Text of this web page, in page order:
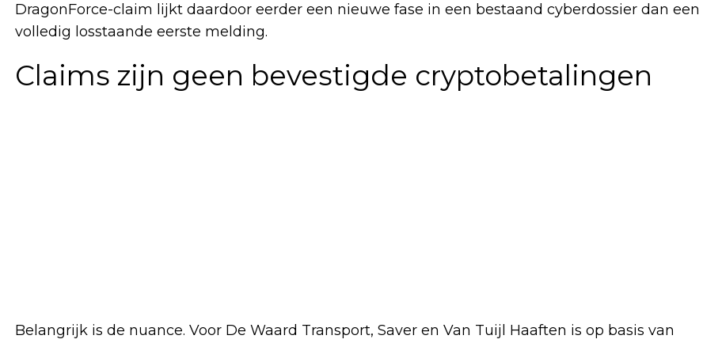
DragonForce-claim lijkt daardoor eerder een nieuwe fase in een bestaand cyberdossier dan een
volledig losstaande eerste melding.
Claims zijn geen bevestigde cryptobetalingen
Belangrijk is de nuance. Voor De Waard Transport, Saver en Van Tuijl Haaften is op basis van